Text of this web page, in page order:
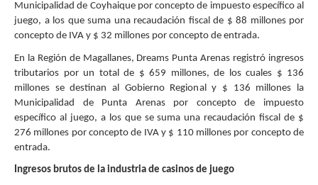
Municipalidad de Coyhaique por concepto de impuesto específico al
juego, a los que suma una recaudación fiscal de $ 88 millones por
concepto de IVA y $ 32 millones por concepto de entrada.
En la Región de Magallanes, Dreams Punta Arenas registró ingresos
tributarios por un total de $ 659 millones, de los cuales $ 136
millones se destinan al Gobierno Regional y $ 136 millones la
Municipalidad de Punta Arenas por concepto de impuesto
específico al juego, a los que se suma una recaudación fiscal de $
276 millones por concepto de IVA y $ 110 millones por concepto de
entrada.
Ingresos brutos de la industria de casinos de juego